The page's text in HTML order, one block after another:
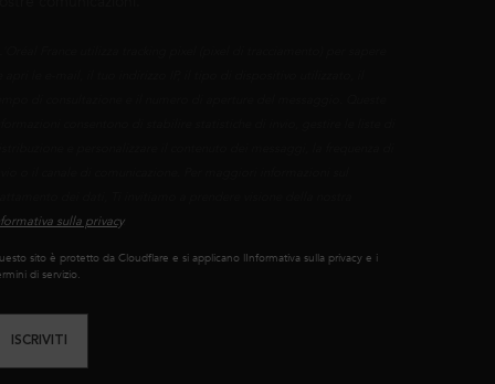
sulla privacy.
sito è protetto da Cloudflare e si applicano lInformativa sulla privacy e i
di servizio.
ISCRIVITI